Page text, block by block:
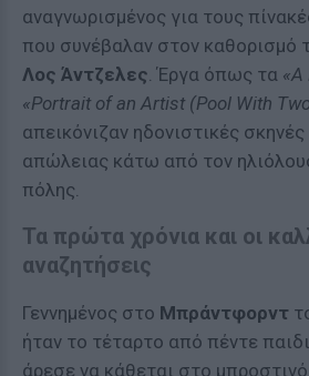
αναγνωρισμένος για τους
που συνέβαλαν στον καθορισμό
Λος Άντζελες. Έργα όπως τα «A
«Portrait of an Artist (Pool With
απεικόνιζαν ηδονιστικές
απώλειας κάτω από τον
πόλης.
Τα πρώτα χρόνια και οι
αναζητήσεις
Γεννημένος στο Μπράντφορντ
ήταν το τέταρτο από πέντε
άρεσε να κάθεται στο